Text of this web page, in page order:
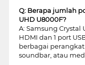
Q: Berapa jumlah
UHD U8000F?
A: Samsung
HDMI dan 1 port
berbagai
soundbar, atau